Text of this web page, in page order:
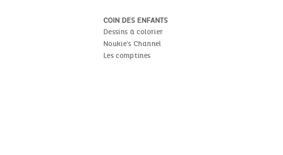
COIN DES ENFANTS
Dessins à colorier
Noukie's Channel
Les comptines